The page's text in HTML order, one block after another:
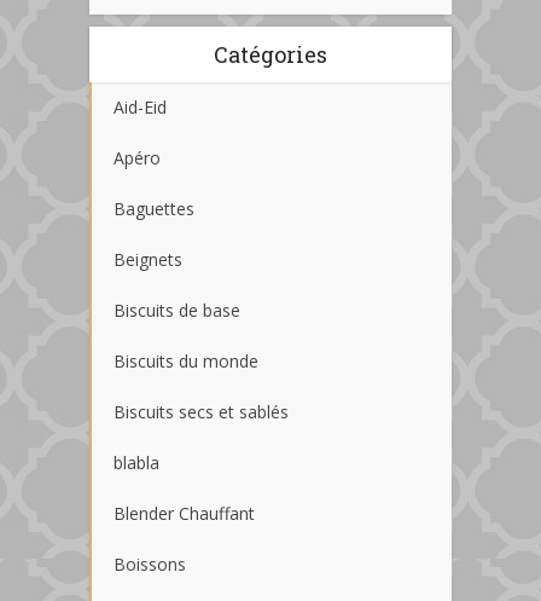
Catégories
Aid-Eid
Apéro
Baguettes
Beignets
Biscuits de base
Biscuits du monde
Biscuits secs et sablés
blabla
Blender Chauffant
Boissons